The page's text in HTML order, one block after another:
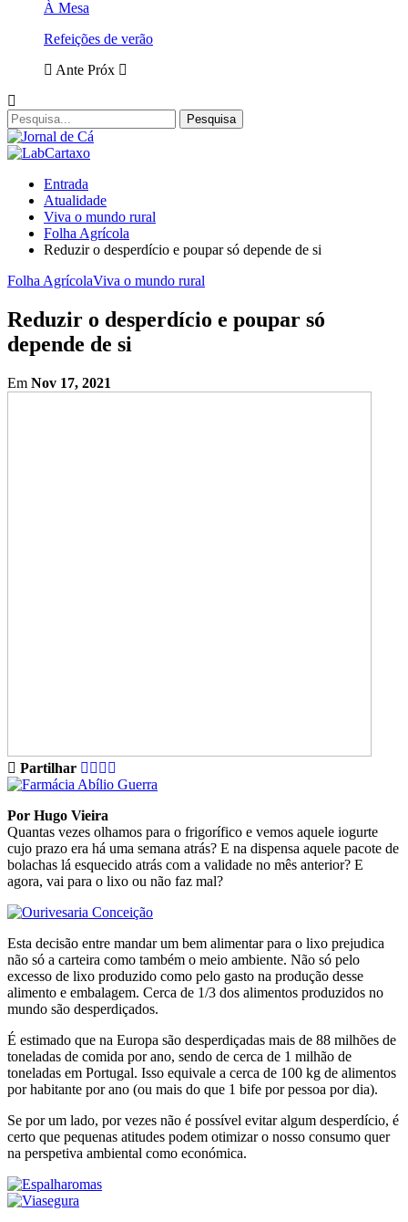
À Mesa
Refeições de verão
Ante Próx
Entrada
Atualidade
Viva o mundo rural
Folha Agrícola
Reduzir o desperdício e poupar só depende de si
Folha AgrícolaViva o mundo rural
Reduzir o desperdício e poupar só
depende de si
Em Nov 17, 2021
Partilhar
Por Hugo Vieira
Quantas vezes olhamos para o frigorífico e vemos aquele iogurte
cujo prazo era há uma semana atrás? E na dispensa aquele pacote de
bolachas lá esquecido atrás com a validade no mês anterior? E
agora, vai para o lixo ou não faz mal?
Esta decisão entre mandar um bem alimentar para o lixo prejudica
não só a carteira como também o meio ambiente. Não só pelo
excesso de lixo produzido como pelo gasto na produção desse
alimento e embalagem. Cerca de 1/3 dos alimentos produzidos no
mundo são desperdiçados.
É estimado que na Europa são desperdiçadas mais de 88 milhões de
toneladas de comida por ano, sendo de cerca de 1 milhão de
toneladas em Portugal. Isso equivale a cerca de 100 kg de alimentos
por habitante por ano (ou mais do que 1 bife por pessoa por dia).
Se por um lado, por vezes não é possível evitar algum desperdício, é
certo que pequenas atitudes podem otimizar o nosso consumo quer
na perspetiva ambiental como económica.